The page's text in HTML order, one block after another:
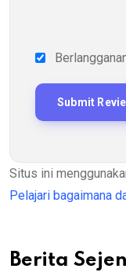
Situs ini
Pelajari bagaimana
Berita